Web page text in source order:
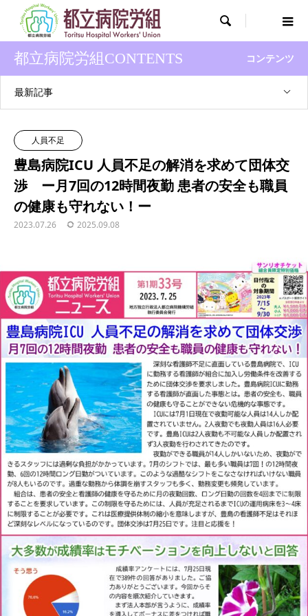

都立病院労組CONTENTS コンテンツ
最新記事
人員不足
豊島病院ICU 人員不足の解消を求めて団体交
渉 ー月7回の12時間夜勤 患者の安全も職員
の健康も守れない！ー
2023.07.26 2025.09.08